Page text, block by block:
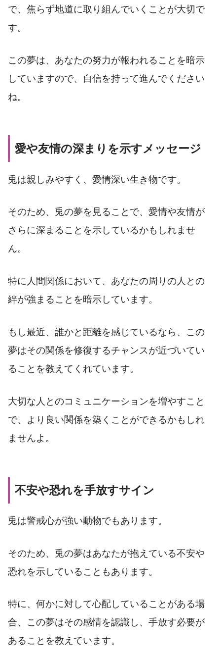
で、焦らず地道に取り組んでいくことが大切で
す。
この夢は、あなたの努力が報われることを暗示
していますので、自信を持って進んでください
ね。
愛や友情の深まりを示すメッセージ
兎は親しみやすく、愛情深い生き物です。
そのため、兎の夢を見ることで、愛情や友情が
さらに深まることを示しているかもしれませ
ん。
特に人間関係において、あなたの周りの人との
絆が強まることを暗示しています。
もし最近、誰かと距離を感じているなら、この
夢はその関係を修復するチャンスが近づいてい
ることを教えてくれています。
大切な人とのコミュニケーションを増やすこと
で、より良い関係を築くことができるかもしれ
ませんよ。
不安や恐れを手放すサイン
兎は警戒心が強い動物でもあります。
そのため、兎の夢はあなたが抱えている不安や
恐れを示していることもあります。
特に、何かに対して心配していることがある場
合、この夢はその感情を認識し、手放す必要が
あることを教えています。